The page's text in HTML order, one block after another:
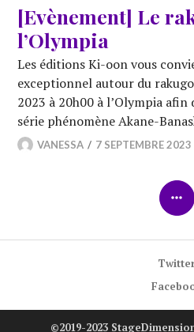
[Evènement] Le
l’Olympia
Les éditions Ki-oon vous
exceptionnel autour du
2023 à 20h00 à l’Olympia
série phénomène Akane-
VANESSA 7 SEPTEMBRE 2023
©2019-2023